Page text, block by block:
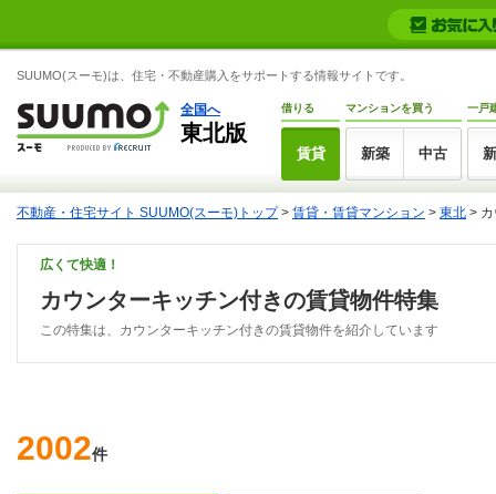
SUUMO(スーモ)は、住宅・不動産購入をサポートする情報サイトです。
全国へ
東北版
借りる
賃貸
マンションを買う
新築 中古
一戸
不動産・住宅サイト SUUMO(スーモ)トップ> 賃貸・賃貸マンション > 東北 >
広くて快適！
カウンターキッチン付きの賃貸物件特集
この特集は、カウンターキッチン付きの賃貸物件を紹介しています
2002件